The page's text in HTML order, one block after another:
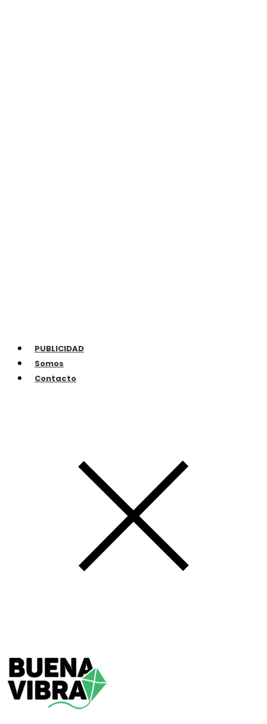
PUBLICIDAD
Somos
Contacto